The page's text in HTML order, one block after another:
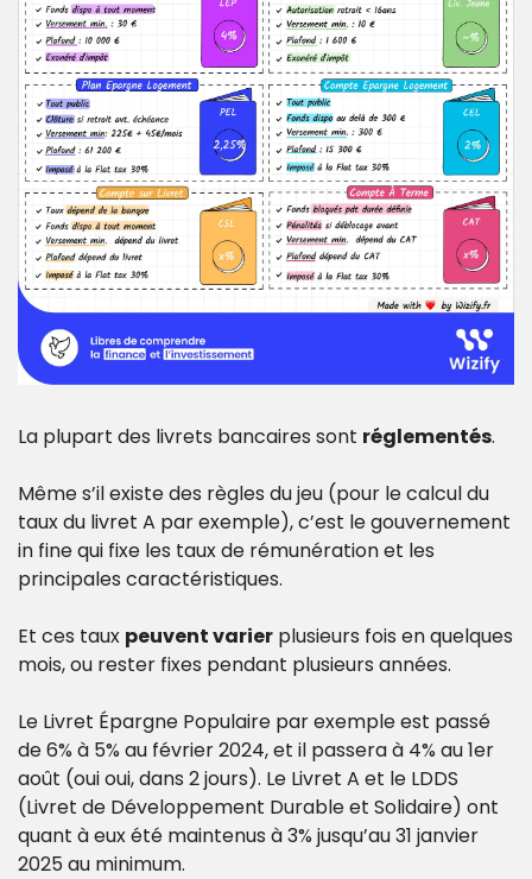
La plupart des livrets bancaires sont réglementés.
Même s’il existe des règles du jeu (pour le calcul du
taux du livret A par exemple), c’est le gouvernement
in fine qui fixe les taux de rémunération et les
principales caractéristiques.
Et ces taux peuvent varier plusieurs fois en quelques
mois, ou rester fixes pendant plusieurs années.
Le Livret Épargne Populaire par exemple est passé
de 6% à 5% au février 2024, et il passera à 4% au 1er
août (oui oui, dans 2 jours). Le Livret A et le LDDS
(Livret de Développement Durable et Solidaire) ont
quant à eux été maintenus à 3% jusqu’au 31 janvier
2025 au minimum.